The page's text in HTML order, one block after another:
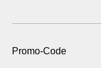
Promo-Code